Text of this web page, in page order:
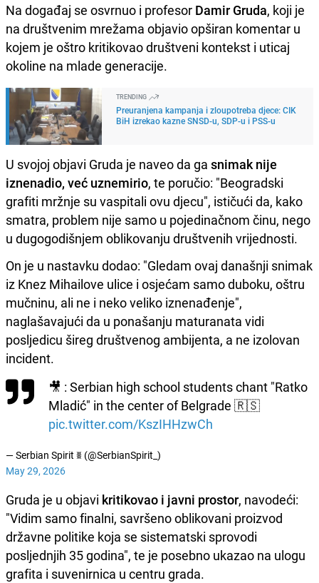
Na događaj se osvrnuo i profesor Damir Gruda, koji je
na društvenim mrežama objavio opširan komentar u
kojem je oštro kritikovao društveni kontekst i uticaj
okoline na mlade generacije.
TRENDING
Preuranjena kampanja i zloupotreba djece: CIK
BiH izrekao kazne SNSD-u, SDP-u i PSS-u
U svojoj objavi Gruda je naveo da ga snimak nije
iznenadio, već uznemirio, te poručio: "Beogradski
grafiti mržnje su vaspitali ovu djecu", ističući da, kako
smatra, problem nije samo u pojedinačnom činu, nego
u dugogodišnjem oblikovanju društvenih vrijednosti.
On je u nastavku dodao: "Gledam ovaj današnji snimak
iz Knez Mihailove ulice i osjećam samo duboku, oštru
mučninu, ali ne i neko veliko iznenađenje",
naglašavajući da u ponašanju maturanata vidi
posljedicu šireg društvenog ambijenta, a ne izolovan
incident.
🎥 : Serbian high school students chant "Ratko
Mladić" in the center of Belgrade 🇷🇸
pic.twitter.com/KszIHHzwCh
— Serbian Spirit ꒌ (@SerbianSpirit_)
May 29, 2026
Gruda je u objavi kritikovao i javni prostor, navodeći:
"Vidim samo finalni, savršeno oblikovani proizvod
državne politike koja se sistematski sprovodi
posljednjih 35 godina", te je posebno ukazao na ulogu
grafita i suvenirnica u centru grada.